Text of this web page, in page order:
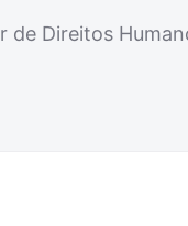
Direitos